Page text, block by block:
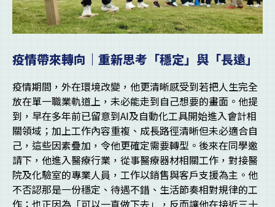
疫情帶來轉向｜重新思考「穩定」與「長遠」
疫情期間，外在環境改變，他更清晰感受到若把人生完全
放在單一職業軌道上，未必能走到自己想要的畫面。他提
到，早在多年前已留意到AI及自動化工具開始進入會計相
關領域；加上工作內容重複、成長路徑清晰但未必適合自
己，這些因素疊加，令他更確定需要轉型。後來在同學邀
請下，他進入醫療行業，從事醫療器材相關工作，對接醫
院及化驗室的專業人員，工作以銷售與客戶支援為主。他
不否認那是一份穩定、待遇不錯、生活節奏相對規律的工
作；也正因為「可以一直做下去」，反而讓他在接近三十